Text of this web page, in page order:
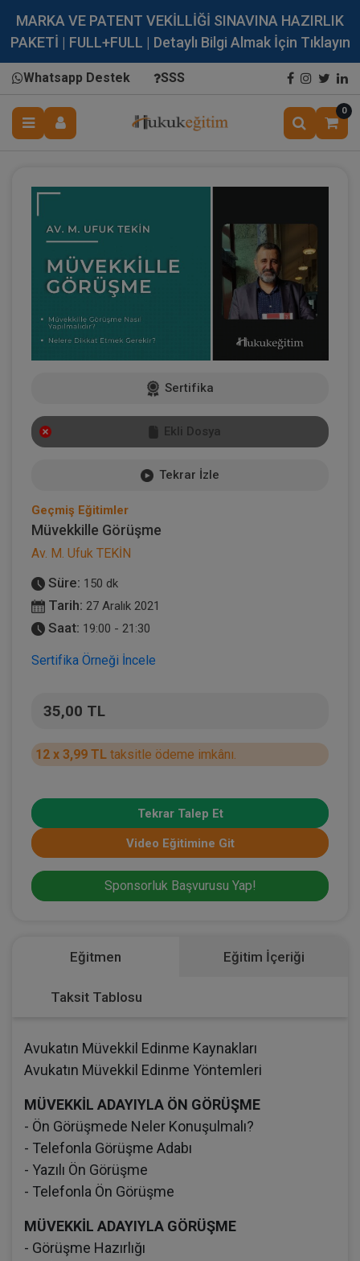
MARKA VE PATENT VEKİLLİĞİ SINAVINA HAZIRLIK
PAKETİ | FULL+FULL | Detaylı Bilgi Almak İçin Tıklayın
Whatsapp Destek SSS
0
Sertifika
Ekli Dosya
Tekrar İzle
Geçmiş Eğitimler
Müvekkille Görüşme
Av. M. Ufuk TEKİN
Süre: 150 dk
Tarih: 27 Aralık 2021
Saat: 19:00 - 21:30
Sertifika Örneği İncele
35,00 TL
12 x 3,99 TL taksitle ödeme imkânı.
Tekrar Talep Et
Video Eğitimine Git
Sponsorluk Başvurusu Yap!
Eğitmen Eğitim İçeriği
Taksit Tablosu
Avukatın Müvekkil Edinme Kaynakları
Avukatın Müvekkil Edinme Yöntemleri
MÜVEKKİL ADAYIYLA ÖN GÖRÜŞME
- Ön Görüşmede Neler Konuşulmalı?
- Telefonla Görüşme Adabı
- Yazılı Ön Görüşme
- Telefonla Ön Görüşme
MÜVEKKİL ADAYIYLA GÖRÜŞME
- Görüşme Hazırlığı